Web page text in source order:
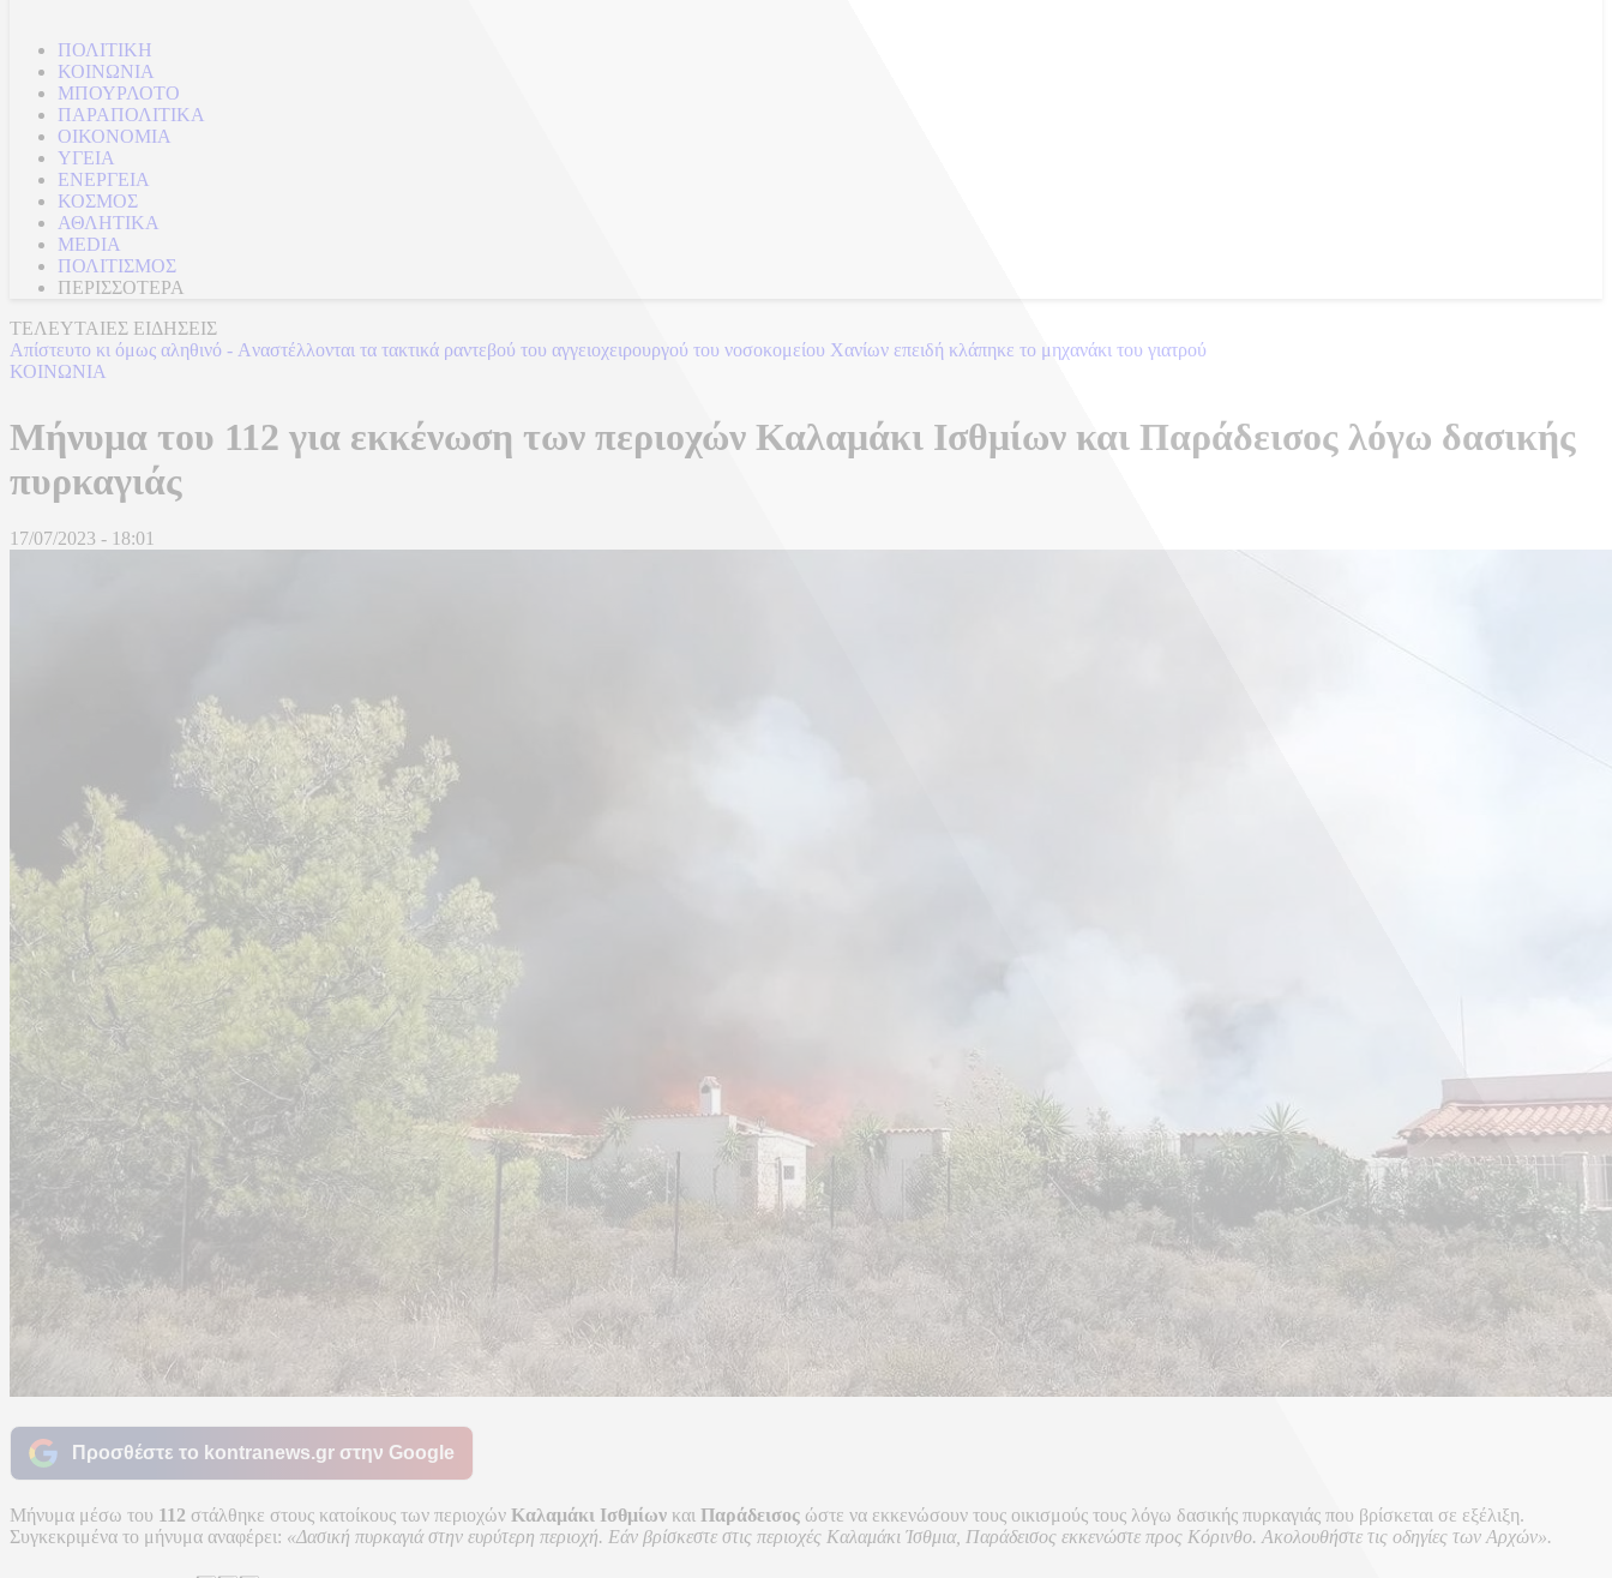
ΠΟΛΙΤΙΚΗ
ΚΟΙΝΩΝΙΑ
ΜΠΟΥΡΛΟΤΟ
ΠΑΡΑΠΟΛΙΤΙΚΑ
ΟΙΚΟΝΟΜΙΑ
ΥΓΕΙΑ
ΕΝΕΡΓΕΙΑ
ΚΟΣΜΟΣ
ΑΘΛΗΤΙΚΑ
MEDIA
ΠΟΛΙΤΙΣΜΟΣ
ΠΕΡΙΣΣΟΤΕΡΑ
ΤΕΛΕΥΤΑΙΕΣ ΕΙΔΗΣΕΙΣ
Ζάκυνθος: Έχουν καταγραφεί τρία περιστατικά απαντά η ΕΛ.ΑΣ. στις καταγγελίες Γιαννάκου για 8 βιασμούς τουριστριών
ΚΟΙΝΩΝΙΑ
Μήνυμα του 112 για εκκένωση των περιοχών Καλαμάκι Ισθμίων και Παράδεισος λόγω δασικής
πυρκαγιάς
17/07/2023 - 18:01
Προσθέστε το kontranews.gr στην Google
Μήνυμα μέσω του 112 στάλθηκε στους κατοίκους των περιοχών Καλαμάκι Ισθμίων και Παράδεισος ώστε να εκκενώσουν τους οικισμούς τους λόγω δασικής πυρκαγιάς που βρίσκεται σε εξέλιξη.
Συγκεκριμένα το μήνυμα αναφέρει: «Δασική πυρκαγιά στην ευρύτερη περιοχή. Εάν βρίσκεστε στις περιοχές Καλαμάκι Ίσθμια, Παράδεισος εκκενώστε προς Κόρινθο. Ακολουθήστε τις οδηγίες των Αρχών».